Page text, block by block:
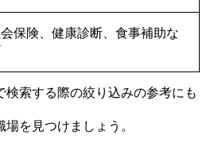
保険、健康診断、食事補助な
検索する際の絞り込みの参考にも
を見つけましょう。